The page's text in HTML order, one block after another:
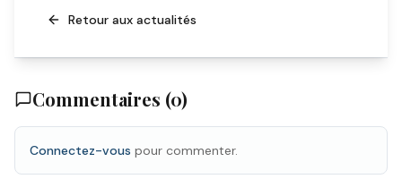
Retour aux actualités
Commentaires (0)
Connectez-vous pour commenter.